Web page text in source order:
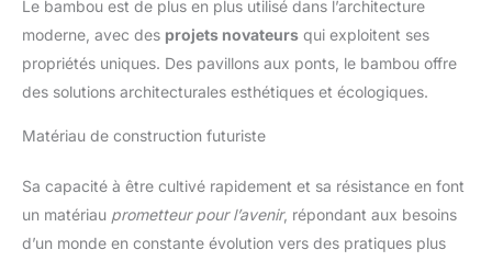
Le bambou est de plus en plus utilisé dans l’architecture
moderne, avec des projets novateurs qui exploitent ses
propriétés uniques. Des pavillons aux ponts, le bambou offre
des solutions architecturales esthétiques et écologiques.
Matériau de construction futuriste
Sa capacité à être cultivé rapidement et sa résistance en font
un matériau prometteur pour l’avenir, répondant aux besoins
d’un monde en constante évolution vers des pratiques plus